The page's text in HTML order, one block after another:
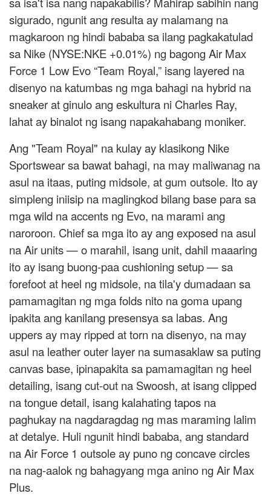
sigurado, ngunit ang resulta ay malamang na
magkaroon ng hindi bababa sa ilang pagkakatulad
sa Nike (NYSE:NKE +0.01%) ng bagong Air Max
Force 1 Low Evo “Team Royal,” isang layered na
disenyo na katumbas ng mga bahagi na hybrid na
sneaker at ginulo ang eskultura ni Charles Ray,
lahat ay binalot ng isang napakahabang moniker.
Ang "Team Royal" na kulay ay klasikong Nike
Sportswear sa bawat bahagi, na may maliwanag na
asul na itaas, puting midsole, at gum outsole. Ito ay
simpleng iniisip na maglingkod bilang base para sa
mga wild na accents ng Evo, na marami ang
naroroon. Chief sa mga ito ay ang exposed na asul
na Air units — o marahil, isang unit, dahil maaaring
ito ay isang buong-paa cushioning setup — sa
forefoot at heel ng midsole, na tila'y dumadaan sa
pamamagitan ng mga folds nito na goma upang
ipakita ang kanilang presensya sa labas. Ang
uppers ay may ripped at torn na disenyo, na may
asul na leather outer layer na sumasaklaw sa puting
canvas base, ipinapakita sa pamamagitan ng heel
detailing, isang cut-out na Swoosh, at isang clipped
na tongue detail, isang kalahating tapos na
paghukay na nagdaragdag ng mas maraming lalim
at detalye. Huli ngunit hindi bababa, ang standard
na Air Force 1 outsole ay puno ng concave circles
na nag-aalok ng bahagyang mga anino ng Air Max
Plus.